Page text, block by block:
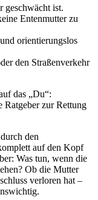
geschwächt ist.
Entenmutter zu
orientierungslos
den Straßenverkehr
das „Du“:
zur Rettung
den
auf den Kopf
Was tun, wenn die
Ob die Mutter
verloren hat –